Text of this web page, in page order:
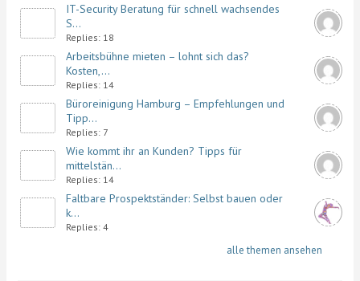
IT-Security Beratung für schnell wachsendes
S...
Replies: 18
Arbeitsbühne mieten – lohnt sich das?
Kosten,...
Replies: 14
Büroreinigung Hamburg – Empfehlungen und
Tipp...
Replies: 7
Wie kommt ihr an Kunden? Tipps für
mittelstän...
Replies: 14
Faltbare Prospektständer: Selbst bauen oder
k...
Replies: 4
alle themen ansehen